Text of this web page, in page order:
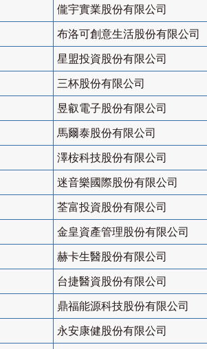
儱宇實業股份有限公司
布洛可創意生活股份有限公司
星盟投資股份有限公司
三杯股份有限公司
昱叡電子股份有限公司
馬爾泰股份有限公司
澤桉科技股份有限公司
迷音樂國際股份有限公司
荃富投資股份有限公司
金皇資產管理股份有限公司
赫卡生醫股份有限公司
台捷醫資股份有限公司
鼎福能源科技股份有限公司
永安康健股份有限公司